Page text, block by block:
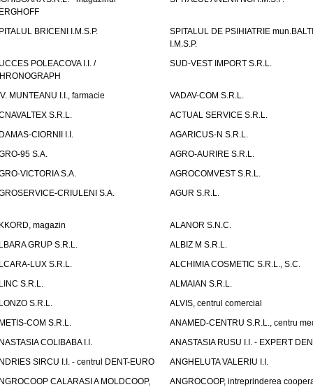
BRICENI I.M.S.P.
SPITALUL DE PSIHIATRIE mun.BALTI
I.M.S.P.
POLEACOVA I.I. /
SUD-VEST IMPORT S.R.L.
MUNTEANU I.I., farmacie
VADAV-COM S.R.L.
S.R.L.
ACTUAL SERVICE S.R.L.
CIORNII I.I.
AGARICUS-N S.R.L.
95 S.A.
AGRO-AURIRE S.R.L.
VICTORIA S.A.
AGROCOMVEST S.R.L.
CRIULENI S.A.
AGUR S.R.L.
magazin
ALANOR S.N.C.
GRUP S.R.L.
ALBIZ M S.R.L.
LUX S.R.L.
ALCHIMIA COSMETIC S.R.L., S.C.
S.R.L.
ALMAIAN S.R.L.
S.R.L.
ALVIS, centrul comercial
COM S.R.L.
ANAMED-CENTRU S.R.L., centru
COLIBABA I.I.
ANASTASIA RUSU I.I. - EXPERT
SIRCU I.I. - centrul DENT-EURO
ANGHELUTA VALERIU I.I.
CALARASI A MOLDCOOP,
ANGROCOOP, intreprinderea